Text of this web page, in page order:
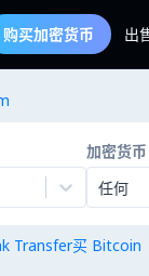
购买加密货币 出
加密货币
任何
Transfer买 Bitcoin